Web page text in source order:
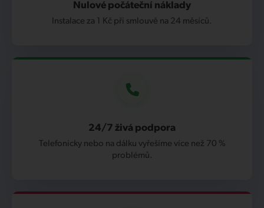
Nulové počáteční náklady
Instalace za 1 Kč při smlouvě na 24 měsíců.
24/7 živá podpora
Telefonicky nebo na dálku vyřešíme více než 70 %
problémů.